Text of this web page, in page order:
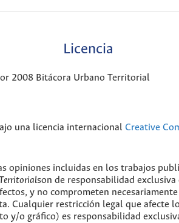
Licencia
2008 Bitácora Urbano Territorial
una licencia internacional Creative
opiniones incluidas en los trabajos
son de responsabilidad exclusiva
y no comprometen
Cualquier restricción legal que afecte
y/o gráfico) es responsabilidad